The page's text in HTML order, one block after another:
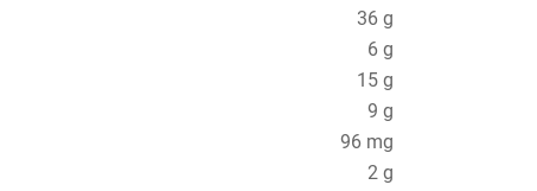
36 g
6 g
15 g
9 g
96 mg
2 g